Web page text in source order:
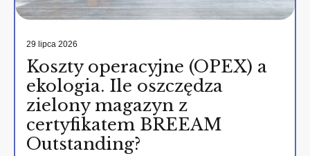
29 lipca 2026
Koszty operacyjne (OPEX) a
ekologia. Ile oszczędza
zielony magazyn z
certyfikatem BREEAM
Outstanding?